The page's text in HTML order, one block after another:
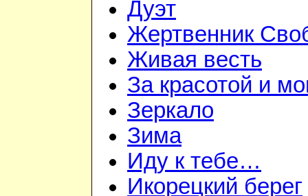
Дуэт
Жертвенник
Живая весть
За красотой и
Зеркало
Зима
Иду к тебе…
Икорецкий берег